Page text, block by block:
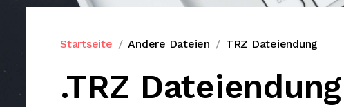
Startseite Andere Dateien TRZ Dateiendung
.TRZ Dateiendung